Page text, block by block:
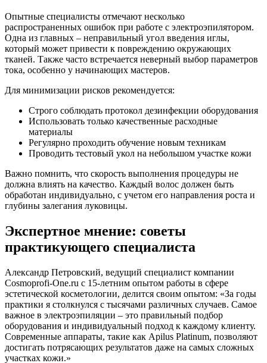
Опытные специалисты отмечают несколько
распространенных ошибок при работе с электроэпилятором.
Одна из главных – неправильный угол введения иглы,
который может привести к повреждению окружающих
тканей. Также часто встречается неверный выбор параметров
тока, особенно у начинающих мастеров.
Для минимизации рисков рекомендуется:
Строго соблюдать протокол дезинфекции оборудования
Использовать только качественные расходные
материалы
Регулярно проходить обучение новым техникам
Проводить тестовый укол на небольшом участке кожи
Важно помнить, что скорость выполнения процедуры не
должна влиять на качество. Каждый волос должен быть
обработан индивидуально, с учетом его направления роста и
глубины залегания луковицы.
Экспертное мнение: советы
практикующего специалиста
Александр Петровский, ведущий специалист компании
Cosmoprofi-One.ru с 15-летним опытом работы в сфере
эстетической косметологии, делится своим опытом: «За годы
практики я столкнулся с тысячами различных случаев. Самое
важное в электроэпиляции – это правильный подбор
оборудования и индивидуальный подход к каждому клиенту.
Современные аппараты, такие как Apilus Platinum, позволяют
достигать потрясающих результатов даже на самых сложных
участках кожи.»